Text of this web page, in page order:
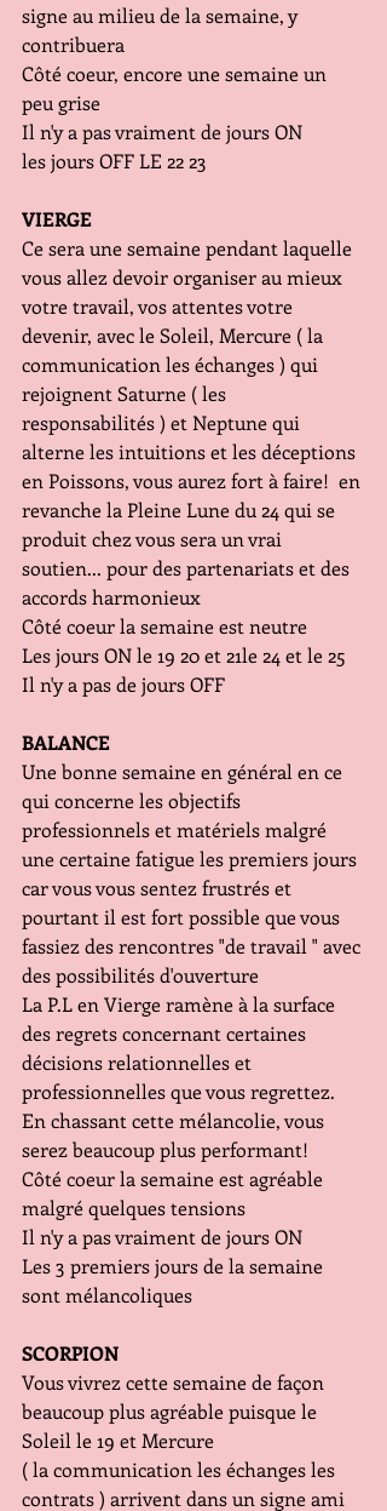
signe au milieu de la semaine, y
contribuera
Côté coeur, encore une semaine un
peu grise
Il n'y a pas vraiment de jours ON
les jours OFF LE 22 23
VIERGE
Ce sera une semaine pendant laquelle
vous allez devoir organiser au mieux
votre travail, vos attentes votre
devenir, avec le Soleil, Mercure ( la
communication les échanges ) qui
rejoignent Saturne ( les
responsabilités ) et Neptune qui
alterne les intuitions et les déceptions
en Poissons, vous aurez fort à faire!  en
revanche la Pleine Lune du 24 qui se
produit chez vous sera un vrai
soutien... pour des partenariats et des
accords harmonieux
Côté coeur la semaine est neutre
Les jours ON le 19 20 et 21le 24 et le 25
Il n'y a pas de jours OFF
BALANCE
Une bonne semaine en général en ce
qui concerne les objectifs
professionnels et matériels malgré
une certaine fatigue les premiers jours
car vous vous sentez frustrés et
pourtant il est fort possible que vous
fassiez des rencontres "de travail " avec
des possibilités d'ouverture
La P.L en Vierge ramène à la surface
des regrets concernant certaines
décisions relationnelles et
professionnelles que vous regrettez.
En chassant cette mélancolie, vous
serez beaucoup plus performant!
Côté coeur la semaine est agréable
malgré quelques tensions
Il n'y a pas vraiment de jours ON
Les 3 premiers jours de la semaine
sont mélancoliques
SCORPION
Vous vivrez cette semaine de façon
beaucoup plus agréable puisque le
Soleil le 19 et Mercure
( la communication les échanges les
contrats ) arrivent dans un signe ami